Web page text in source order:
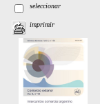
seleccionar
imprimir